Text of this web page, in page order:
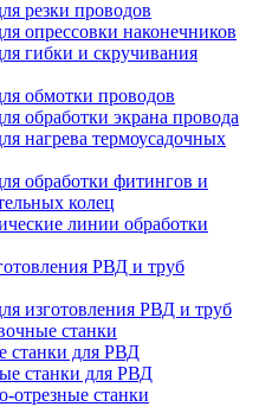
резки проводов
опрессовки наконечников
гибки и скручивания
обмотки проводов
обработки экрана провода
нагрева термоусадочных
обработки фитингов и
колец
линии обработки
РВД и труб
изготовления РВД и труб
станки
станки для РВД
станки для РВД
отрезные станки